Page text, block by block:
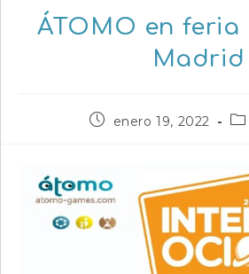
ÁTOMO en
Madrid
Publicación
enero 19, 2022